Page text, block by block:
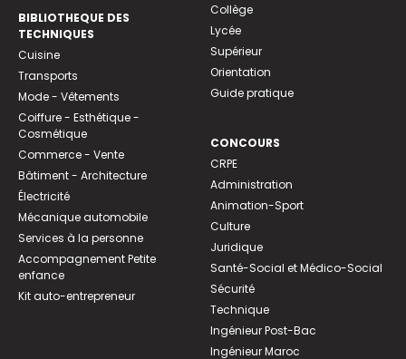
BIBLIOTHEQUE DES
TECHNIQUES
Cuisine
Transports
Mode - Vêtements
Coiffure - Esthétique -
Cosmétique
Commerce - Vente
Bâtiment - Architecture
Électricité
Mécanique automobile
Services à la personne
Accompagnement Petite
enfance
Kit auto-entrepreneur
Collège
Lycée
Supérieur
Orientation
Guide pratique
CONCOURS
CRPE
Administration
Animation-Sport
Culture
Juridique
Santé-Social et Médico-Social
Sécurité
Technique
Ingénieur Post-Bac
Ingénieur Maroc